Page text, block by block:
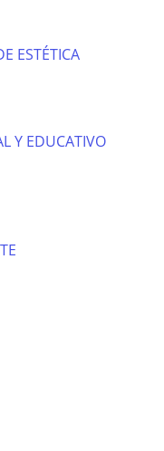
ESTÉTICA
Y EDUCATIVO